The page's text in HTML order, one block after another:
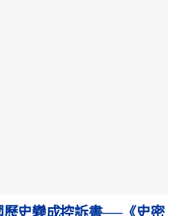
史變成控訴書──《史密